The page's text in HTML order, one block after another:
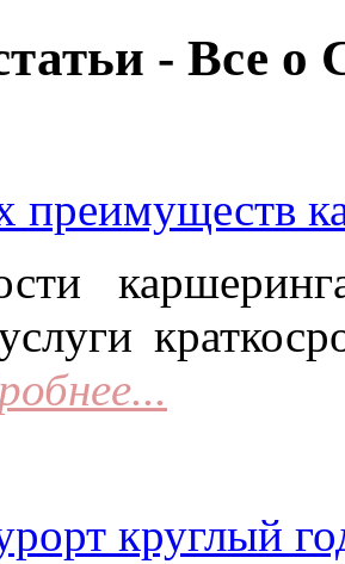
- Все о
преимуществ
круглый